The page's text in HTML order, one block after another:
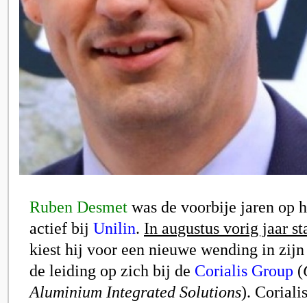
Ruben Desmet was de voorbije jaren op
actief bij Unilin. In augustus vorig jaar
kiest hij voor een nieuwe wending in
de leiding op zich bij de Corialis Group (
Aluminium Integrated Solutions).